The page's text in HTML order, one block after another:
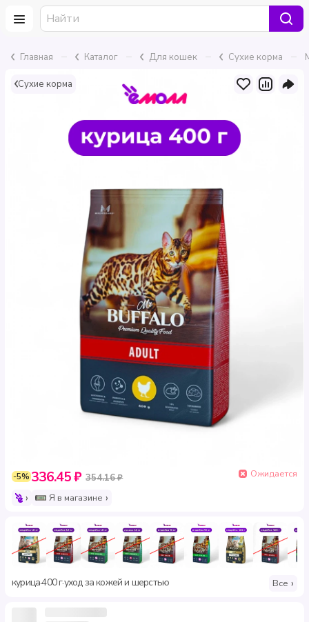
Главная – Каталог – Для кошек – Сухие корма –
Сухие корма
-5% 336.45 ₽ 354.16 ₽
Ожидается
Я в магазине
курица·400 г·уход за кожей и шерстью Все